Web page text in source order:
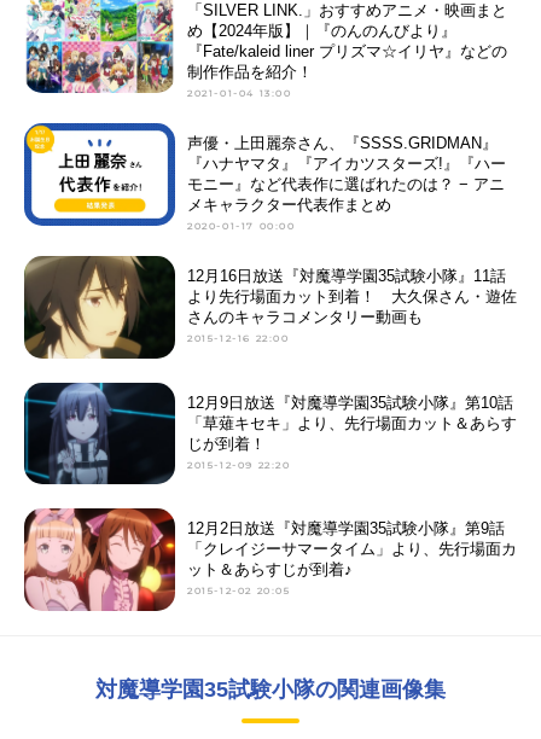
「SILVER LINK.」おすすめアニメ・映画まと
め【2024年版】｜『のんのんびより』
『Fate/kaleid liner プリズマ☆イリヤ』などの
制作作品を紹介！
2021-01-04 13:00
声優・上田麗奈さん、『SSSS.GRIDMAN』
『ハナヤマタ』『アイカツスターズ!』『ハー
モニー』など代表作に選ばれたのは？ − アニ
メキャラクター代表作まとめ
2020-01-17 00:00
12月16日放送『対魔導学園35試験小隊』11話
より先行場面カット到着！ 大久保さん・遊佐
さんのキャラコメンタリー動画も
2015-12-16 22:00
12月9日放送『対魔導学園35試験小隊』第10話
「草薙キセキ」より、先行場面カット＆あらす
じが到着！
2015-12-09 22:20
12月2日放送『対魔導学園35試験小隊』第9話
「クレイジーサマータイム」より、先行場面カ
ット＆あらすじが到着♪
2015-12-02 20:05
対魔導学園35試験小隊の関連画像集